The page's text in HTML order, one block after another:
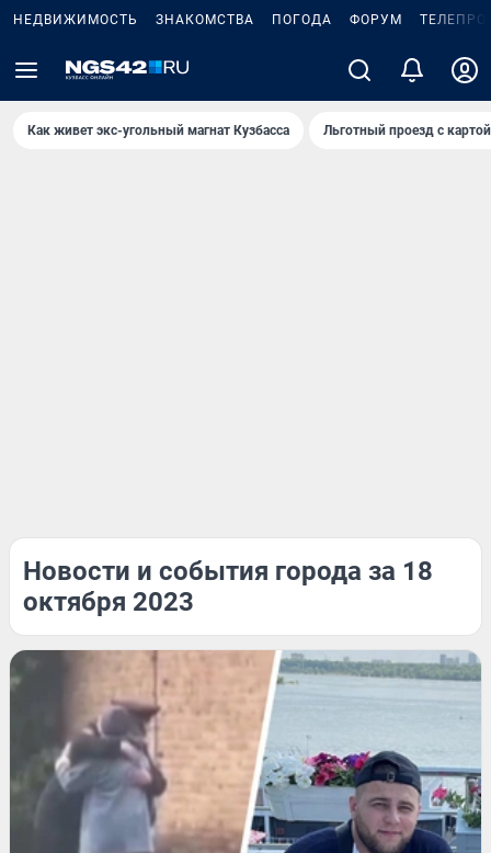
НЕДВИЖИМОСТЬ ЗНАКОМСТВА ПОГОДА ФОРУМ
Как живет экс-угольный магнат Кузбасса Льготный проезд с
Новости и события города за 18
октября 2023